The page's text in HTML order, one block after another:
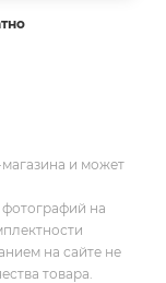
и может
на
на сайте не
товара.